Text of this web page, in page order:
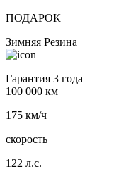
ПОДАРОК
Зимняя Резина
Гарантия 3 года
100 000 км
175 км/ч
скорость
122 л.с.